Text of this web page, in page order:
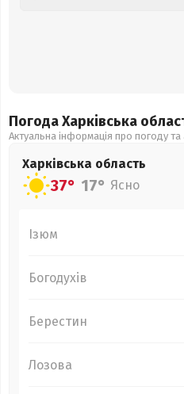
Погода Харківська
Актуальна інформація про погоду
Харківська область
37° 17° Ясно
Ізюм
Богодухів
Берестин
Лозова